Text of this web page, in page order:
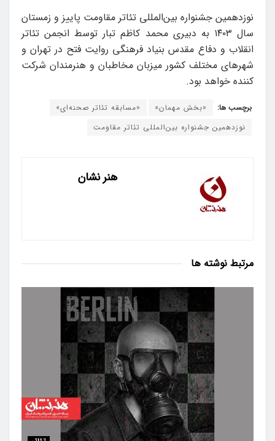
نوزدهمین جشنواره بین‌المللی تئاتر مقاومت پاییز و زمستان
سال ۱۴۰۳ به دبیری محمد کاظم تبار توسط انجمن تئاتر
انقلاب و دفاع مقدس بنیاد فرهنگی روایت فتح در تهران و
شهرهای مختلف کشور میزبان مخاطبان و هنرمندان شرکت
کننده خواهد بود.
برچسب ها: «بخش مهمان»
«مسابقه تئاتر صحنه‌ای»
نوزدهمین جشنواره بین‌المللی تئاتر مقاومت
هنر نشان
مرتبط نوشته ها